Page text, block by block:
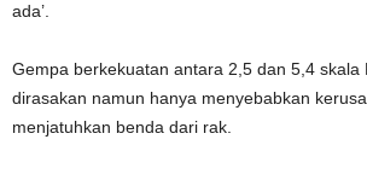
ada’.
Gempa berkekuatan antara 2,5 dan 5,4 skala
dirasakan namun hanya menyebabkan
menjatuhkan benda dari rak.